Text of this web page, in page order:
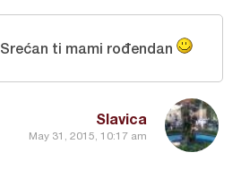
Slavica
May 31, 2015, 10:17 am
Srećan ti mami rođendan